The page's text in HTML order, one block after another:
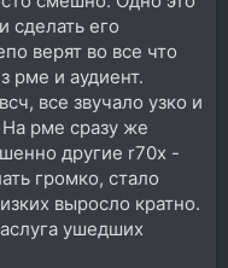
сделать его
верят во все что
рме и аудиент.
все звучало узко и
рме сразу же
другие r70x -
громко, стало
выросло кратно.
ушедших